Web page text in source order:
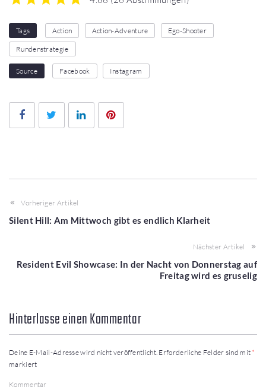
Tags Action Action-Adventure Ego-Shooter
Rundenstrategie
Source Facebook Instagram
FacebookTwitter LinkedIn
Vorheriger Artikel
Silent Hill: Am Mittwoch gibt es endlich Klarheit
Nächster Artikel
Resident Evil Showcase: In der Nacht von Donnerstag auf
Freitag wird es gruselig
Hinterlasse einen Kommentar
Deine E-Mail-Adresse wird nicht veröffentlicht. Erforderliche Felder sind mit *
markiert
Kommentar